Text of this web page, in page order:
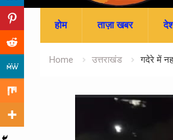
होम ताज़ा खबर
Home उत्तराखंड गदेरे में